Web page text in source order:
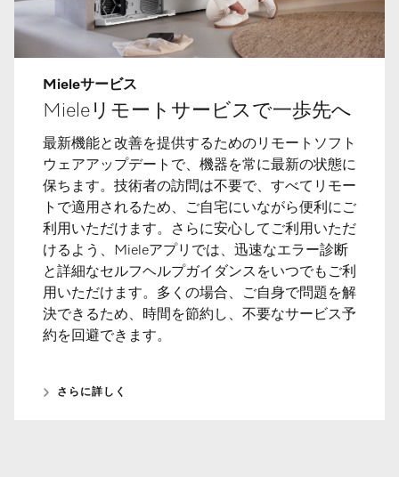
Mieleサービス
Mieleリモートサービスで一歩先へ
最新機能と改善を提供するためのリモートソフト
ウェアアップデートで、機器を常に最新の状態に
保ちます。技術者の訪問は不要で、すべてリモー
トで適用されるため、ご自宅にいながら便利にご
利用いただけます。さらに安心してご利用いただ
けるよう、Mieleアプリでは、迅速なエラー診断
と詳細なセルフヘルプガイダンスをいつでもご利
用いただけます。多くの場合、ご自身で問題を解
決できるため、時間を節約し、不要なサービス予
約を回避できます。
さらに詳しく